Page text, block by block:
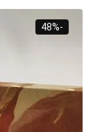
-48%